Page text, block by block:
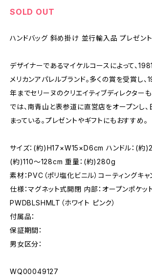
SOLD OUT
ハンドバッグ 斜め掛け 並行輸入品 プレゼン
デザイナーであるマイケルコースによって、
メリカンアパレルブランド。多くの賞を受賞し
年までセリーヌのクリエイティブディレクター
では、南青山と表参道に直営店をオープンし
まっている。プレゼントやギフトにもおすすめ。
サイズ：(約)H17×W15×D6cm ハンドル：(約
(約)110〜128cm 重量：(約)280g
素材：PVC（ポリ塩化ビニル）コーティングキャ
仕様：マグネット式開閉 内部：オープンポケッ
PWDBLSHMLT（ホワイト ピンク）
付属品：
保証期間：
男女区分：
WQ00049127